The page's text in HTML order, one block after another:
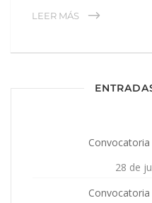
LEER MÁS
28 de